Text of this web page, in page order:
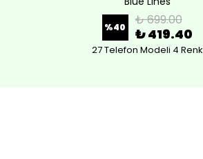
%40 ₺ 699.00
₺ 419.40
27 Telefon Modeli 4 Renk